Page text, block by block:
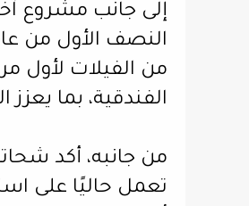
إلى جانب مشروع
من الفيلات لأول
الفندقية، بما
تعمل حاليًا على